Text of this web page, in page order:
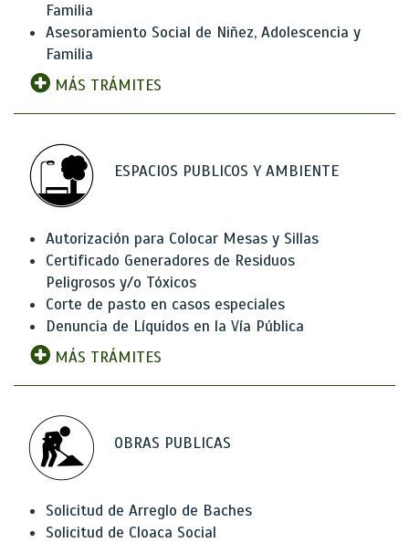
Familia
Asesoramiento Social de Niñez, Adolescencia y
Familia
MÁS TRÁMITES
ESPACIOS PUBLICOS Y AMBIENTE
Autorización para Colocar Mesas y Sillas
Certificado Generadores de Residuos
Peligrosos y/o Tóxicos
Corte de pasto en casos especiales
Denuncia de Líquidos en la Vía Pública
MÁS TRÁMITES
OBRAS PUBLICAS
Solicitud de Arreglo de Baches
Solicitud de Cloaca Social